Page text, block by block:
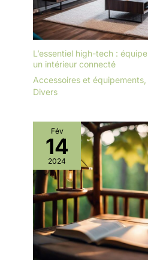
L’essentiel high-tech :
un intérieur connecté
Accessoires et équipements,
Divers
Fév
14
2024